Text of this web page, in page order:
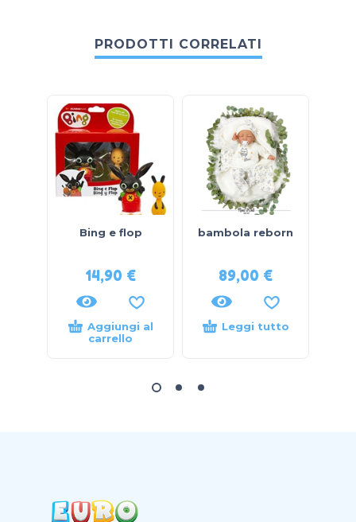
PRODOTTI CORRELATI
Bing e flop
14,90 €
Aggiungi al
carrello
bambola reborn
89,00 €
Leggi tutto